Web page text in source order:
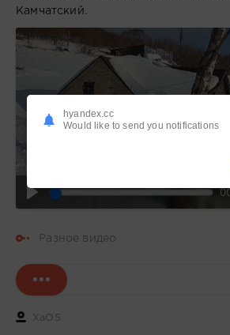
Камчатский.
Разное видео
XaOS
hyandex.cc
Would like to send you notifications